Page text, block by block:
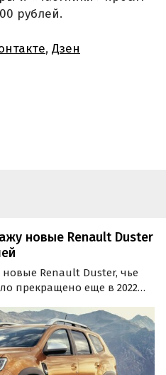
рублей.
, Дзен
новые Renault Duster
Renault Duster, чье
прекращено еще в 2022
таких автомобиля, которые